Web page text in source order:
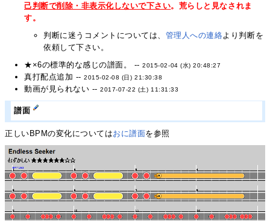
己判断で削除・非表示化しないで下さい。荒らしと見なされま
す。
判断に迷うコメントについては、 管理人への連絡より判断を
依頼して下さい。
★×6の標準的な感じの譜面。 --2015-02-04 (水) 20:48:27
真打配点追加 --2015-02-08 (日) 21:30:38
動画が見られない --2017-07-22 (土) 11:31:33
譜面
正しいBPMの変化についてはおに譜面を参照